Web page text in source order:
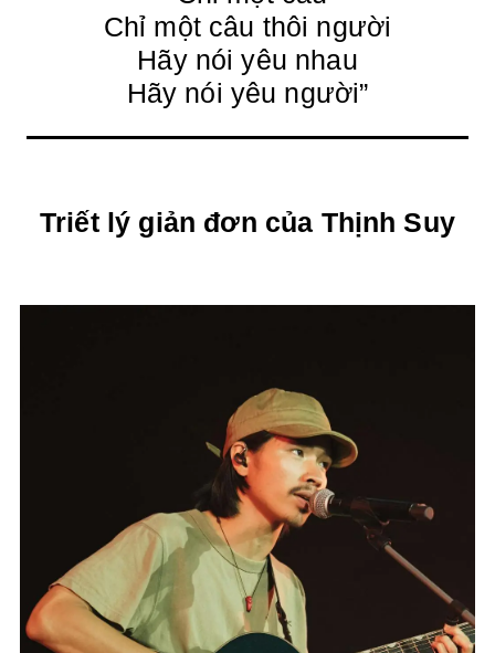
Chỉ một câu thôi người
Hãy nói yêu nhau
Hãy nói yêu người”
Triết lý giản đơn của Thịnh Suy